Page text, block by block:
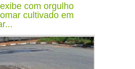
com orgulho
cultivado em